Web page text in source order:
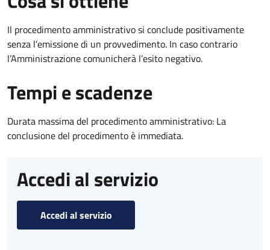
Il procedimento amministrativo si conclude positivamente
senza l’emissione di un provvedimento. In caso contrario
l’Amministrazione comunicherà l’esito negativo.
Tempi e scadenze
Durata massima del procedimento amministrativo: La
conclusione del procedimento è immediata.
Accedi al servizio
Accedi al servizio